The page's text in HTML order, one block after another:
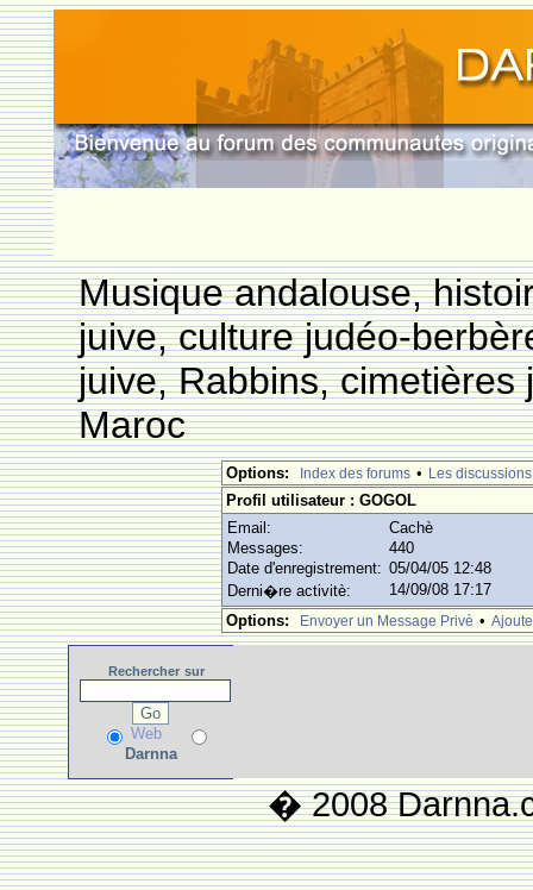
Musique andalouse,
juive, culture judéo-
juive, Rabbins,
Maroc
Options: Index des forums • Les discussions
Profil utilisateur : GOGOL
Email:
Cachè
Messages:
440
Date d'enregistrement: 05/04/05 12:48
Derni�re activitè:
14/09/08 17:17
Options:
Envoyer un Message Privè •
Rechercher sur
Web
Darnna
� 2008